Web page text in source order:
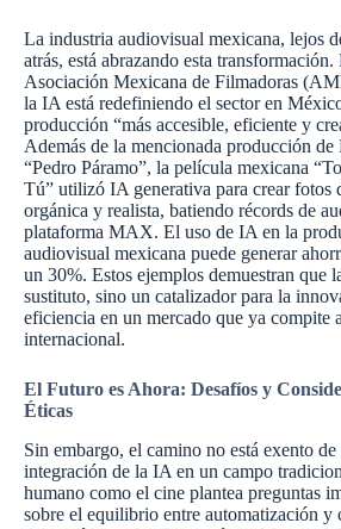
La industria audiovisual mexicana, lejos
atrás, está abrazando esta transformación.
Asociación Mexicana de Filmadoras
la IA está redefiniendo el sector en
producción “más accesible, eficiente y
Además de la mencionada producción
“Pedro Páramo”, la película mexicana
Tú” utilizó IA generativa para crear fotos
orgánica y realista, batiendo récords de
plataforma MAX. El uso de IA en la
audiovisual mexicana puede generar
un 30%. Estos ejemplos demuestran que
sustituto, sino un catalizador para la
eficiencia en un mercado que ya compite
internacional.
El Futuro es Ahora: Desafíos y
Éticas
Sin embargo, el camino no está exento de
integración de la IA en un campo
humano como el cine plantea preguntas
sobre el equilibrio entre automatización y